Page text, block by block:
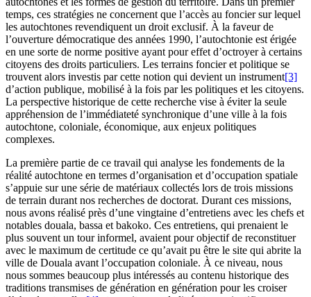
temps, ces stratégies ne concernent que l’accès au foncier sur lequel
les autochtones revendiquent un droit exclusif. À la faveur de
l’ouverture démocratique des années 1990, l’autochtonie est érigée
en une sorte de norme positive ayant pour effet d’octroyer à certains
citoyens des droits particuliers. Les terrains foncier et politique se
trouvent alors investis par cette notion qui devient un instrument[3]
d’action publique, mobilisé à la fois par les politiques et les citoyens.
La perspective historique de cette recherche vise à éviter la seule
appréhension de l’immédiateté synchronique d’une ville à la fois
autochtone, coloniale, économique, aux enjeux politiques
complexes.
La première partie de ce travail qui analyse les fondements de la
réalité autochtone en termes d’organisation et d’occupation spatiale
s’appuie sur une série de matériaux collectés lors de trois missions
de terrain durant nos recherches de doctorat. Durant ces missions,
nous avons réalisé près d’une vingtaine d’entretiens avec les chefs et
notables douala, bassa et bakoko. Ces entretiens, qui prenaient le
plus souvent un tour informel, avaient pour objectif de reconstituer
avec le maximum de certitude ce qu’avait pu être le site qui abrite la
ville de Douala avant l’occupation coloniale. À ce niveau, nous
nous sommes beaucoup plus intéressés au contenu historique des
traditions transmises de génération en génération pour les croiser